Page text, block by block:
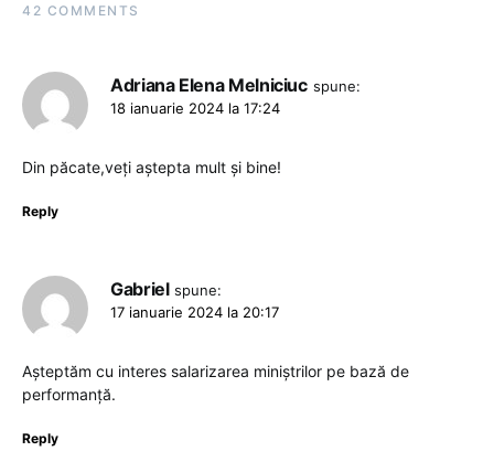
42 COMMENTS
Adriana Elena Melniciuc spune:
18 ianuarie 2024 la 17:24
Din păcate,veți aștepta mult și bine!
Reply
Gabriel spune:
17 ianuarie 2024 la 20:17
Așteptăm cu interes salarizarea miniștrilor pe bază de
performanță.
Reply